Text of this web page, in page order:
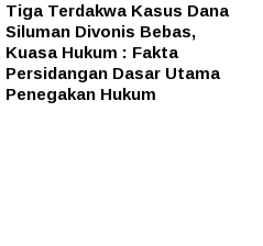
Tiga Terdakwa Kasus Dana
Siluman Divonis Bebas,
Kuasa Hukum : Fakta
Persidangan Dasar Utama
Penegakan Hukum